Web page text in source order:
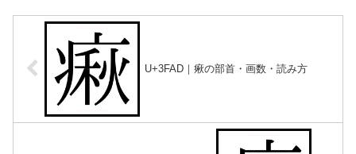
U+3FAD｜㾭の部首・画数・読み方